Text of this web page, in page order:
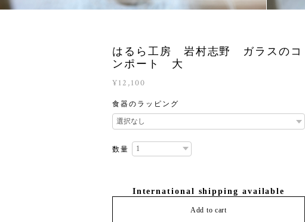
はるら工房 岩村志野 ガラスのコ
ンポート 大
¥12,100
食器のラッピング
数量
International shipping available
Add to cart